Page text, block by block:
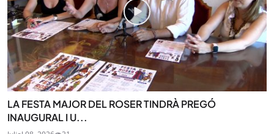
LA FESTA MAJOR DEL ROSER TINDRÀ PREGÓ
INAUGURAL I U...